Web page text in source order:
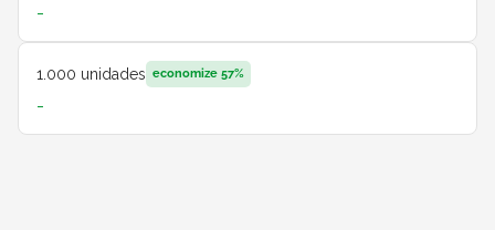
-
1.000 unidades economize 57%
-